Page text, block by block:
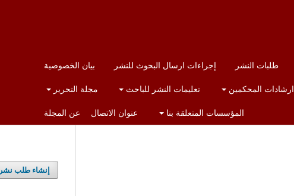
طلبات النشر إجراءات ارسال البحوث للنشر بيان الخصوصية
ارشادات المحكمين تعليمات النشر للباحث مجلة التحرير
المؤسسات المتعلقة بنا عنوان الاتصال عن المجلة
إنشاء طلب نشر